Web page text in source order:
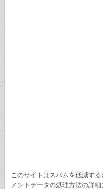
このサイトはスパムを低減す
メントデータの処理方法の詳